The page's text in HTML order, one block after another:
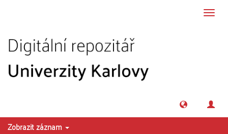
Zobrazit záznam